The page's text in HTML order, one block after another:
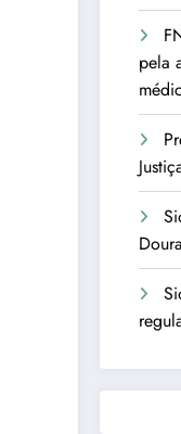
pela